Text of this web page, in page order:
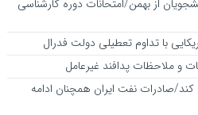
از بهمن/امتحانات دوره کارشناسی
با تداوم تعطیلی دولت فدرال
و ملاحظات پدافند غیرعامل
صادرات نفت ایران همچنان ادامه